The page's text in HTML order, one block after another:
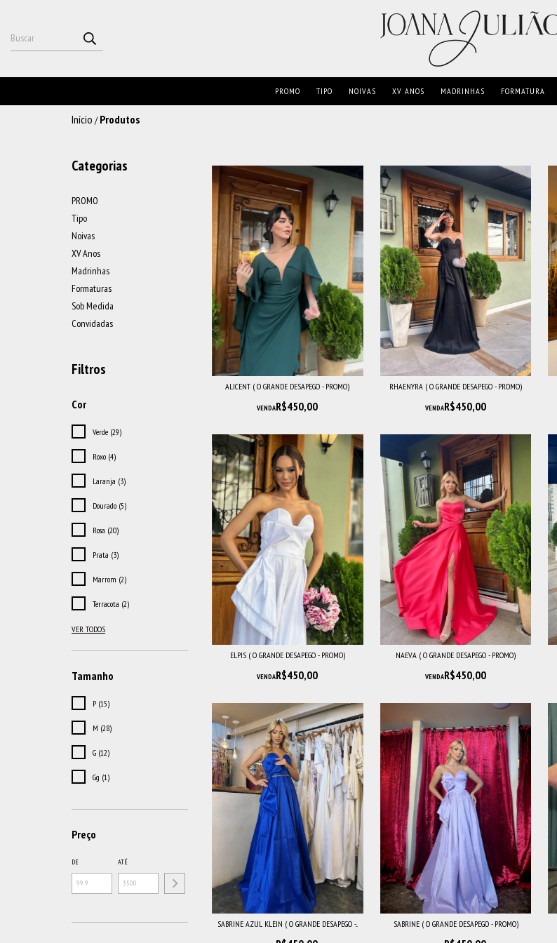
PROMO TIPO NOIVAS XV ANOS MADRINHAS FORMATURA
Início / Produtos
Categorias
PROMO
Tipo
Noivas
XV Anos
Madrinhas
Formaturas
Sob Medida
Convidadas
Filtros
Cor
Verde (29)
Roxo (4)
Laranja (3)
Dourado (5)
Rosa (20)
Prata (3)
Marrom (2)
Terracota (2)
VER TODOS
Tamanho
P (15)
M (28)
G (12)
Gg (1)
Preço
DE ATÉ
ALICENT ( O GRANDE DESAPEGO - PROMO)
VENDAR$450,00
RHAENYRA ( O GRANDE DESAPEGO - PROMO)
VENDAR$450,00
ELPIS ( O GRANDE DESAPEGO - PROMO)
VENDAR$450,00
NAEVA ( O GRANDE DESAPEGO - PROMO)
VENDAR$450,00
SABRINE AZUL KLEIN ( O GRANDE DESAPEGO -... SABRINE ( O GRANDE DESAPEGO - PROMO)